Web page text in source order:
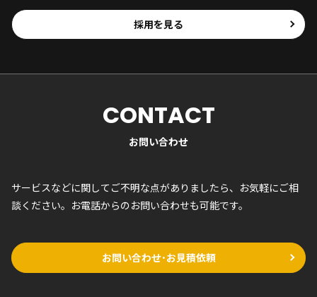
採用を見る
CONTACT
お問い合わせ
サービスなどに関してご不明な点がありましたら、お気軽にご相
談ください。お電話からのお問い合わせも可能です。
お問い合わせ･お見積依頼